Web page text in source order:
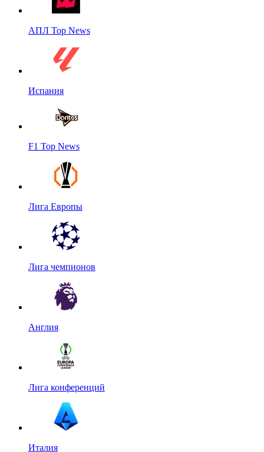
АПЛ Top News
Испания
F1 Top News
Лига Европы
Лига чемпионов
Англия
Лига конференций
Италия